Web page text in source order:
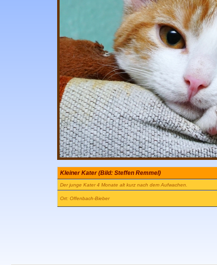
Kleiner Kater (Bild: Steffen Remmel)
Der junge Kater 4 Monate alt kurz nach dem Aufwachen.
Ort: Offenbach-Bieber